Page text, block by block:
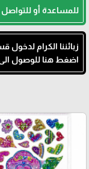
للمساعدة أو
زبائننا الكرام
اضغط هنا للوصول